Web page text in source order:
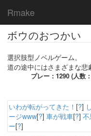
Rmake
ボウのおつかい
選択肢型ノベルゲーム。
道の途中にはさまざまな悲
プレー：1290 (人数
いわが転がってきた！ [?]
ージwww[?] 車が戦車[?] 不
ー[?]